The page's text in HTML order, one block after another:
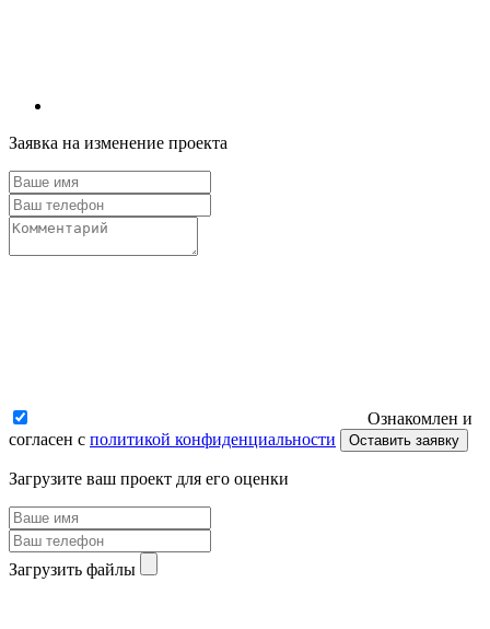
Заявка на изменение проекта
Ознакомлен и
согласен с политикой конфиденциальности Оставить заявку
Загрузите ваш проект для его оценки
Загрузить файлы